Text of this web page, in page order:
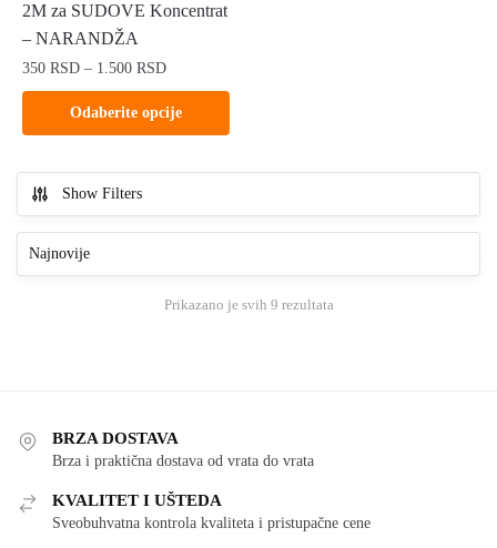
mogu
biti
izabrane
stranici
2M za SUDOVE Koncentrat
– NARANDŽA
350 RSD – 1.500 RSDRaspon
cena:
od
350 RSD
Odaberite opcije
proizvod
više
varijanti.
mogu
Show Filters
Prikazano je svih 9 rezultataSortirano
BRZA DOSTAVA
Brza i praktična dostava od vrata do vrata
KVALITET I UŠTEDA
Sveobuhvatna kontrola kvaliteta i pristupačne cene